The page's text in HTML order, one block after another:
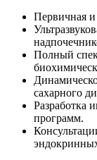
Первичная и
Полный
сахарного
Разработка
программ.